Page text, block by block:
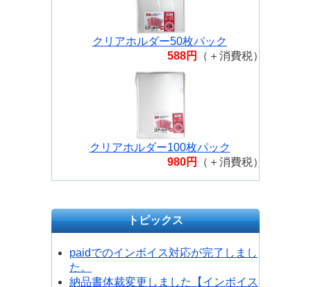
クリアホルダー50枚パック
588円
（＋消費税）
クリアホルダー100枚パック
980円
（＋消費税）
トピックス
paidでのインボイス対応が完了しまし
た。
納品書体裁変更しました【インボイス